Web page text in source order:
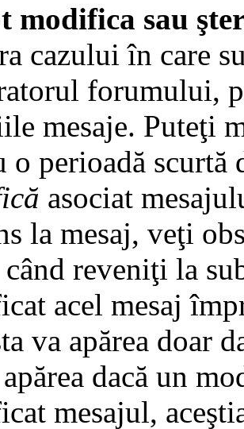
modifica sau
cazului în care
forumului,
mesaje. Puteţi
o perioadă scurtă
asociat
la mesaj, veţi
când reveniţi la
acel mesaj
va apărea doar
dacă un
mesajul,